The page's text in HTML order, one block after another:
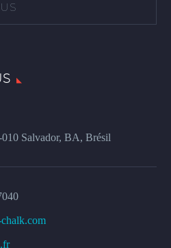
Salvador, BA, Brésil